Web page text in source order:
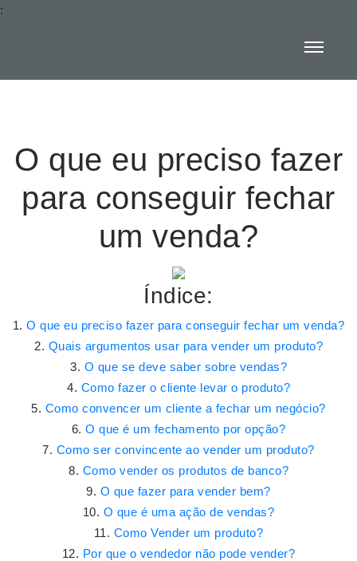
:
O que eu preciso fazer
para conseguir fechar
um venda?
Índice:
O que eu preciso fazer para conseguir fechar um venda?
Quais argumentos usar para vender um produto?
O que se deve saber sobre vendas?
Como fazer o cliente levar o produto?
Como convencer um cliente a fechar um negócio?
O que é um fechamento por opção?
Como ser convincente ao vender um produto?
Como vender os produtos de banco?
O que fazer para vender bem?
O que é uma ação de vendas?
Como Vender um produto?
Por que o vendedor não pode vender?